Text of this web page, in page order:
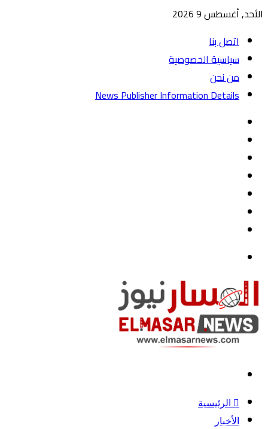
الأحد, أغسطس 9 2026
اتصل بنا
سياسية الخصوصية
من نحن
News Publisher Information Details
الرئيسية
الأخبار